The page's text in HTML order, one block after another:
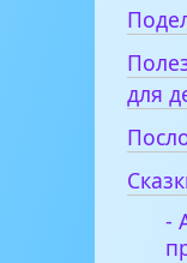
для
-